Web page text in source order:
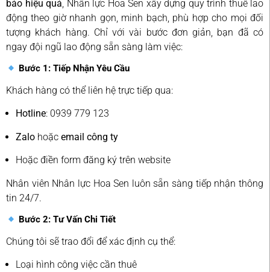
bảo hiệu quả , Nhân lực Hoa Sen xây dựng quy trình thuê lao
động theo giờ nhanh gọn, minh bạch, phù hợp cho mọi đối
tượng khách hàng. Chỉ với vài bước đơn giản, bạn đã có
ngay đội ngũ lao động sẵn sàng làm việc:
Bước 1: Tiếp Nhận Yêu Cầu
Khách hàng có thể liên hệ trực tiếp qua:
Hotline: 0939 779 123
Zalo hoặc email công ty
Hoặc điền form đăng ký trên website
Nhân viên Nhân lực Hoa Sen luôn sẵn sàng tiếp nhận thông
tin 24/7.
Bước 2: Tư Vấn Chi Tiết
Chúng tôi sẽ trao đổi để xác định cụ thể:
Loại hình công việc cần thuê